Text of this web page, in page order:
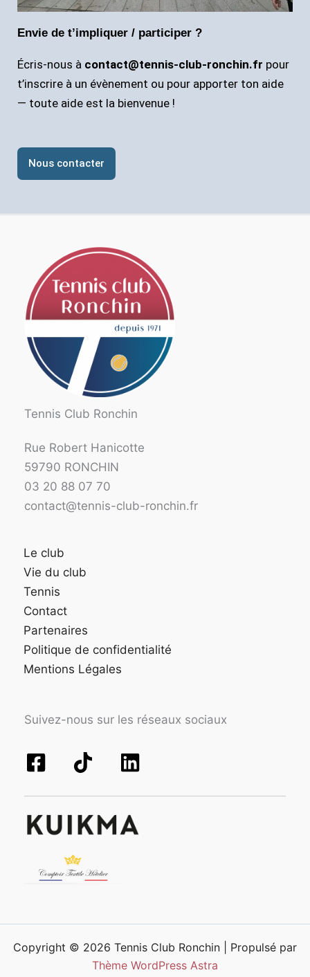
Envie de t’impliquer / participer ?
Écris-nous à contact@tennis-club-ronchin.fr pour
t’inscrire à un évènement ou pour apporter ton aide
— toute aide est la bienvenue !
Nous contacter
Tennis Club Ronchin
Rue Robert Hanicotte
59790 RONCHIN
03 20 88 07 70
contact@tennis-club-ronchin.fr
Le club
Vie du club
Tennis
Contact
Partenaires
Politique de confidentialité
Mentions Légales
Suivez-nous sur les réseaux sociaux
Copyright © 2026 Tennis Club Ronchin | Propulsé par
Thème WordPress Astra